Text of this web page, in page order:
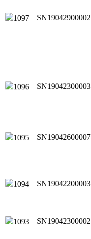
1097 SN19042900002
1096 SN19042300003
1095 SN19042600007
1094 SN19042200003
1093 SN19042300002